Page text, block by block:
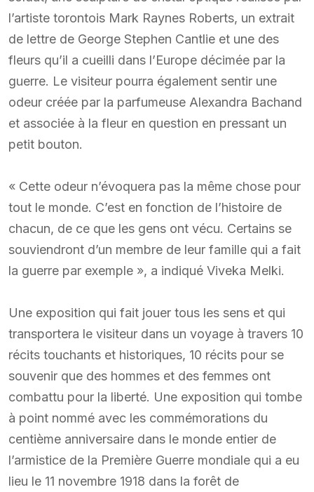
l’artiste torontois Mark Raynes Roberts, un extrait
de lettre de George Stephen Cantlie et une des
fleurs qu’il a cueilli dans l’Europe décimée par la
guerre. Le visiteur pourra également sentir une
odeur créée par la parfumeuse Alexandra Bachand
et associée à la fleur en question en pressant un
petit bouton.
« Cette odeur n’évoquera pas la même chose pour
tout le monde. C’est en fonction de l’histoire de
chacun, de ce que les gens ont vécu. Certains se
souviendront d’un membre de leur famille qui a fait
la guerre par exemple », a indiqué Viveka Melki.
Une exposition qui fait jouer tous les sens et qui
transportera le visiteur dans un voyage à travers 10
récits touchants et historiques, 10 récits pour se
souvenir que des hommes et des femmes ont
combattu pour la liberté. Une exposition qui tombe
à point nommé avec les commémorations du
centième anniversaire dans le monde entier de
l’armistice de la Première Guerre mondiale qui a eu
lieu le 11 novembre 1918 dans la forêt de